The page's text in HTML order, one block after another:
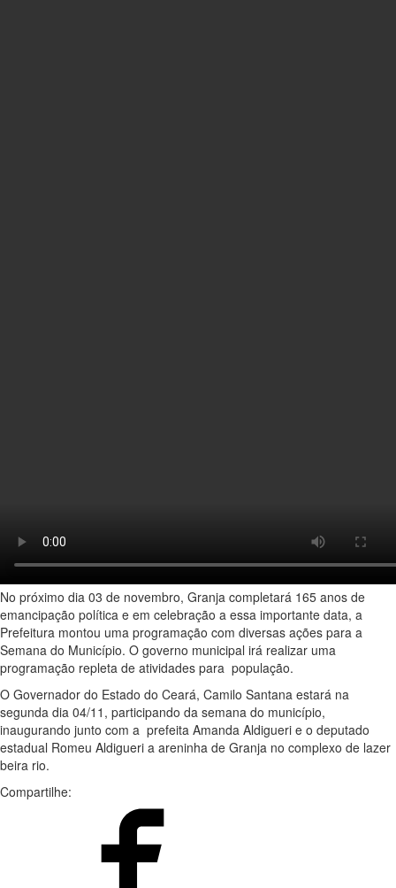
No próximo dia 03 de novembro, Granja completará 165 anos de
emancipação política e em celebração a essa importante data, a
Prefeitura montou uma programação com diversas ações para a
Semana do Município. O governo municipal irá realizar uma
programação repleta de atividades para população.
O Governador do Estado do Ceará, Camilo Santana estará na
segunda dia 04/11, participando da semana do município,
inaugurando junto com a prefeita Amanda Aldigueri e o deputado
estadual Romeu Aldigueri a areninha de Granja no complexo de lazer
beira rio.
Compartilhe: